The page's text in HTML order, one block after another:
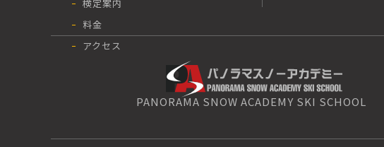
検定案内
料金
アクセス
PANORAMA SNOW ACADEMY SKI SCHOOL